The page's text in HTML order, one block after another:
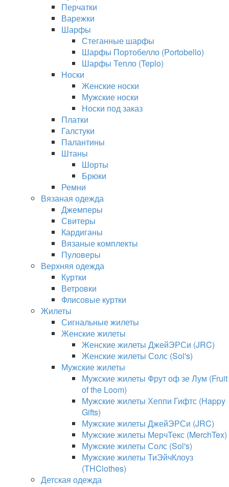
Перчатки
Варежки
Шарфы
Стеганные шарфы
Шарфы Портобелло (Portobello)
Шарфы Тепло (Teplo)
Носки
Женские носки
Мужские носки
Носки под заказ
Платки
Галстуки
Палантины
Штаны
Шорты
Брюки
Ремни
Вязаная одежда
Джемперы
Свитеры
Кардиганы
Вязаные комплекты
Пуловеры
Верхняя одежда
Куртки
Ветровки
Флисовые куртки
Жилеты
Сигнальные жилеты
Женские жилеты
Женские жилеты ДжейЭРСи (JRC)
Женские жилеты Солс (Sol's)
Мужские жилеты
Мужские жилеты Фрут оф зе Лум (Fruit
of the Loom)
Мужские жилеты Хеппи Гифтс (Happy
Gifts)
Мужские жилеты ДжейЭРСи (JRC)
Мужские жилеты МерчТекс (MerchTex)
Мужские жилеты Солс (Sol's)
Мужские жилеты ТиЭйчКлоуз
(THClothes)
Детская одежда